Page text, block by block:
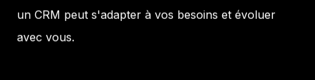
un CRM peut s'adapter à vos besoins et évoluer
avec vous.